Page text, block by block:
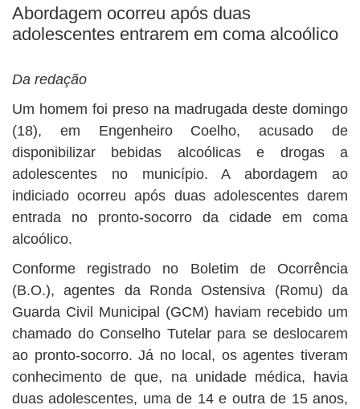
Abordagem ocorreu após duas
adolescentes entrarem em coma alcoólico
Da redação
Um homem foi preso na madrugada deste domingo
(18), em Engenheiro Coelho, acusado de
disponibilizar bebidas alcoólicas e drogas a
adolescentes no município. A abordagem ao
indiciado ocorreu após duas adolescentes darem
entrada no pronto-socorro da cidade em coma
alcoólico.
Conforme registrado no Boletim de Ocorrência
(B.O.), agentes da Ronda Ostensiva (Romu) da
Guarda Civil Municipal (GCM) haviam recebido um
chamado do Conselho Tutelar para se deslocarem
ao pronto-socorro. Já no local, os agentes tiveram
conhecimento de que, na unidade médica, havia
duas adolescentes, uma de 14 e outra de 15 anos,